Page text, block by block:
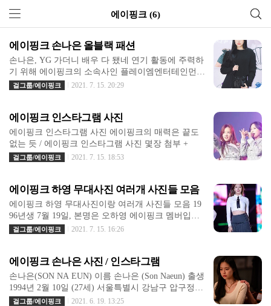
에이핑크 (6)
에이핑크 손나은 올블랙 패션
손나은, YG 가더니 배우 다 됐네 연기 활동에 주력하
기 위해 에이핑크의 소속사인 플레이엠엔터테인먼트
를 떠나 YG엔터테인먼트에 둥지를 튼 손나은 + 에이
압구정동 직업 가수, 배우 장르 댄스 활동 시기 2011
년 4월 19일 ~ 현재 종교 천주교 소속사 YG엔터테인
먼트 소속 그룹 에이핑크 웹사이트 손나은 - 인스타
그램 학력 서울언북초등학교 (졸업) 청담중학교 (졸
업) 압구정고등학교 (전학) 서울공연예술고등학교
핑크 &#39;손나은&#39; 미모 근황" :: YG식 얼굴 패
치 완료! 에이핑크 손나은 남자가 봐도 이쁘지 않아
요? 전 여잔데 우결때부터..
걸그룹/에이핑크 2021. 7. 15. 20:29
에이핑크 인스타그램 사진
에이핑크 인스타그램 사진 에이핑크의 매력은 끝도
없는 듯 / 에이핑크 인스타그램 사진 몇장 첨부 +
걸그룹/에이핑크 2021. 7. 15. 18:53
에이핑크 하영 무대사진 여러개 사진들 모음
에이핑크 하영 무대사진이랑 여러개 사진들 모음 19
96년생 7월 19일, 본명은 오하영 에이핑크 멤버입니
다. 마리텔에서도 유명한 에이핑크 하영! 매력 넘치
걸그룹/에이핑크 2021. 7. 15. 16:26
에이핑크 손나은 사진 / 인스타그램
손나은(SON NA EUN) 이름 손나은 (Son Naeun) 출생
1994년 2월 10일 (27세) 서울특별시 강남구 압구정동
국적 대한민국 본관 밀양 손씨 (密陽 孫氏) 신체 167~
걸그룹/에이핑크 2021. 6. 19. 13:25